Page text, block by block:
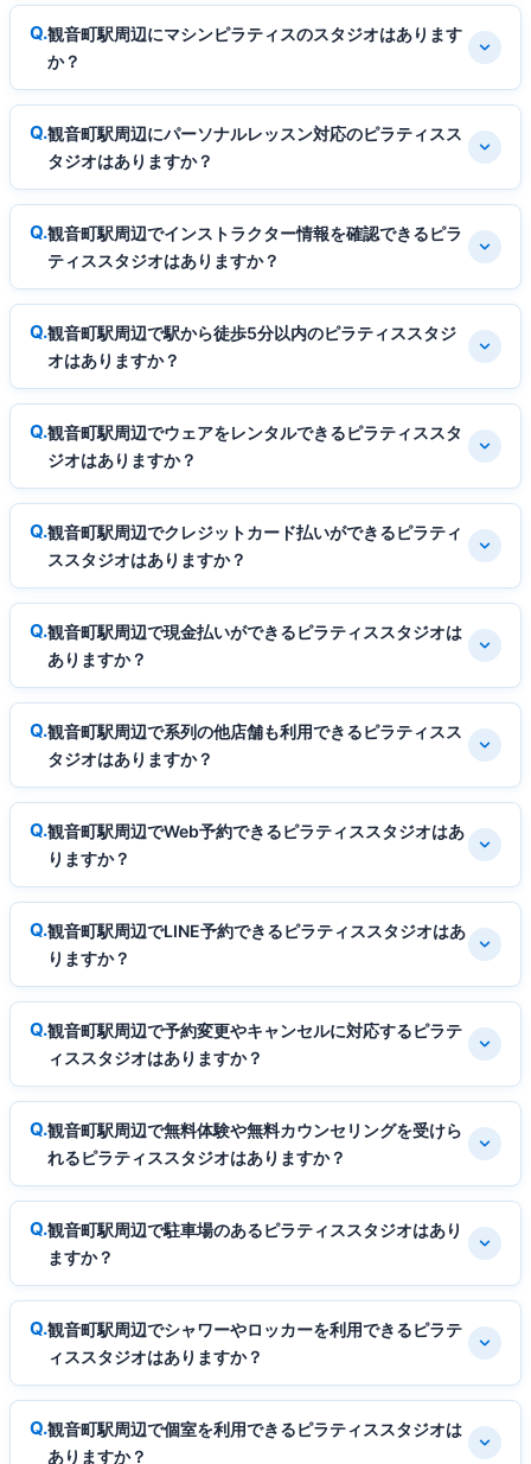
観音町駅周辺にマシンピラティスのスタジオはあります
か？
観音町駅周辺にパーソナルレッスン対応のピラティスス
タジオはありますか？
観音町駅周辺でインストラクター情報を確認できるピラ
ティススタジオはありますか？
観音町駅周辺で駅から徒歩5分以内のピラティススタジ
オはありますか？
観音町駅周辺でウェアをレンタルできるピラティススタ
ジオはありますか？
観音町駅周辺でクレジットカード払いができるピラティ
ススタジオはありますか？
観音町駅周辺で現金払いができるピラティススタジオは
ありますか？
観音町駅周辺で系列の他店舗も利用できるピラティスス
タジオはありますか？
観音町駅周辺でWeb予約できるピラティススタジオはあ
りますか？
観音町駅周辺でLINE予約できるピラティススタジオはあ
りますか？
観音町駅周辺で予約変更やキャンセルに対応するピラテ
ィススタジオはありますか？
観音町駅周辺で無料体験や無料カウンセリングを受けら
れるピラティススタジオはありますか？
観音町駅周辺で駐車場のあるピラティススタジオはあり
ますか？
観音町駅周辺でシャワーやロッカーを利用できるピラテ
ィススタジオはありますか？
観音町駅周辺で個室を利用できるピラティススタジオは
ありますか？